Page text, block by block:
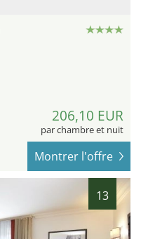
206,10 EUR
par chambre et nuit
Montrer l'offre
13